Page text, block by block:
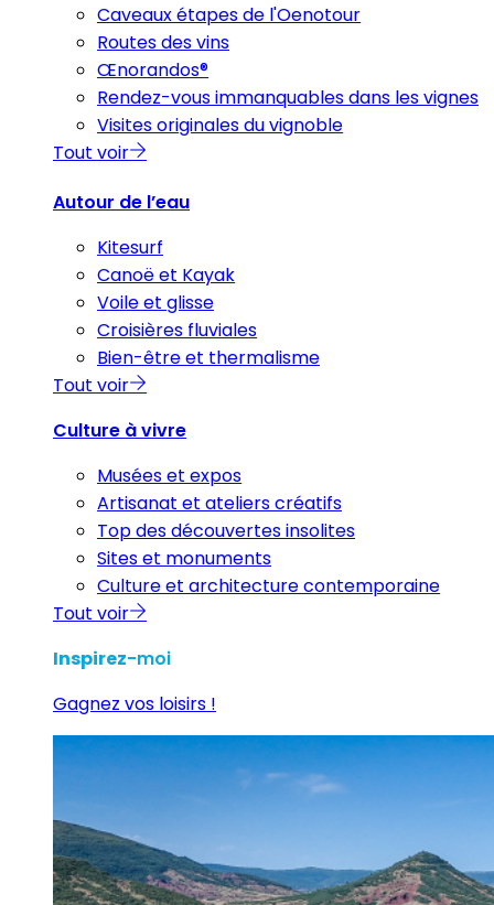
Caveaux étapes de l'Oenotour
Routes des vins
Œnorandos®
Rendez-vous immanquables dans les vignes
Visites originales du vignoble
Tout voir
Autour de l’eau
Kitesurf
Canoë et Kayak
Voile et glisse
Croisières fluviales
Bien-être et thermalisme
Tout voir
Culture à vivre
Musées et expos
Artisanat et ateliers créatifs
Top des découvertes insolites
Sites et monuments
Culture et architecture contemporaine
Tout voir
Inspirez-moi
Gagnez vos loisirs !